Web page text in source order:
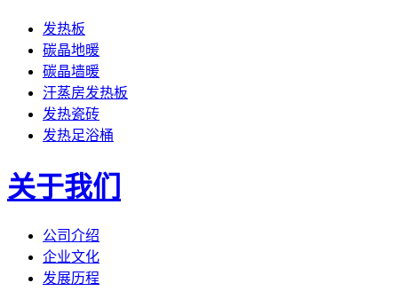
发热板
碳晶地暖
碳晶墙暖
汗蒸房发热板
发热瓷砖
发热足浴桶
关于我们
公司介绍
企业文化
发展历程